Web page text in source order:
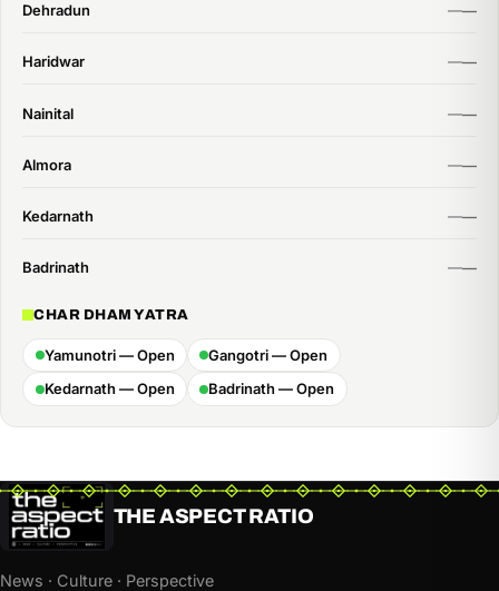
Dehradun
Haridwar
Nainital
Almora
Kedarnath
Badrinath
CHAR DHAM YATRA
Yamunotri — Open
Gangotri — Open
Kedarnath — Open
Badrinath — Open
THE ASPECT RATIO
News · Culture · Perspective